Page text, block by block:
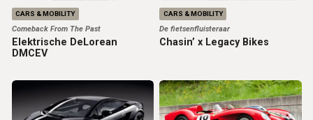
CARS & MOBILITY
Comeback From The Past
Elektrische DeLorean
DMCEV
CARS & MOBILITY
De fietsenfluisteraar
Chasin’ x Legacy Bikes